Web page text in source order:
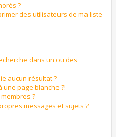
?
des utilisateurs de ma liste
dans un ou des
aucun résultat ?
page blanche ?!
?
messages et sujets ?